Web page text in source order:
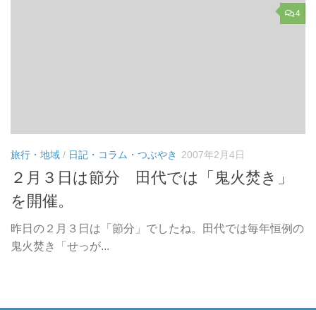
4
旅行・地域 / 日記・コラム・つぶやき 2007年2月4日
２月３日は節分 田代では「鬼火焚き」
を開催。
昨日の２月３日は「節分」でしたね。田代では毎年恒例の
鬼火焚き「せっが...